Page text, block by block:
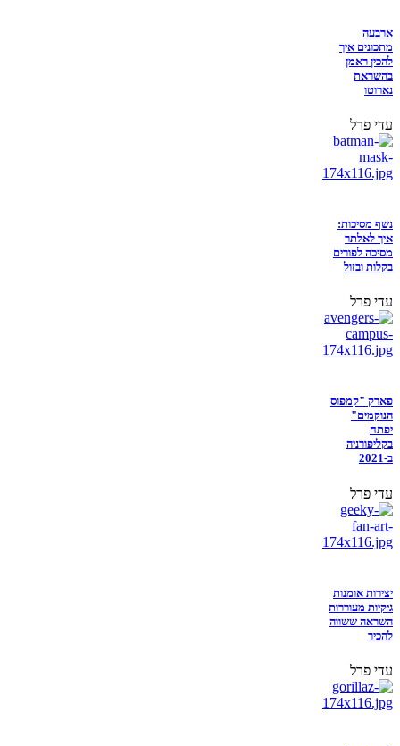
ארבעה
מתכונים איך
להכין ראמן
בהשראת
נארוטו
עדי פרל
נשף מסיכות:
איך לאלתר
מסיכה לפורים
בקלות ובזול
עדי פרל
פארק "קמפוס
הנוקמים"
יפתח
בקליפורניה
ב-2021
עדי פרל
יצירות אומנות
גיקיות מעוררות
השראה ששווה
להכיר
עדי פרל